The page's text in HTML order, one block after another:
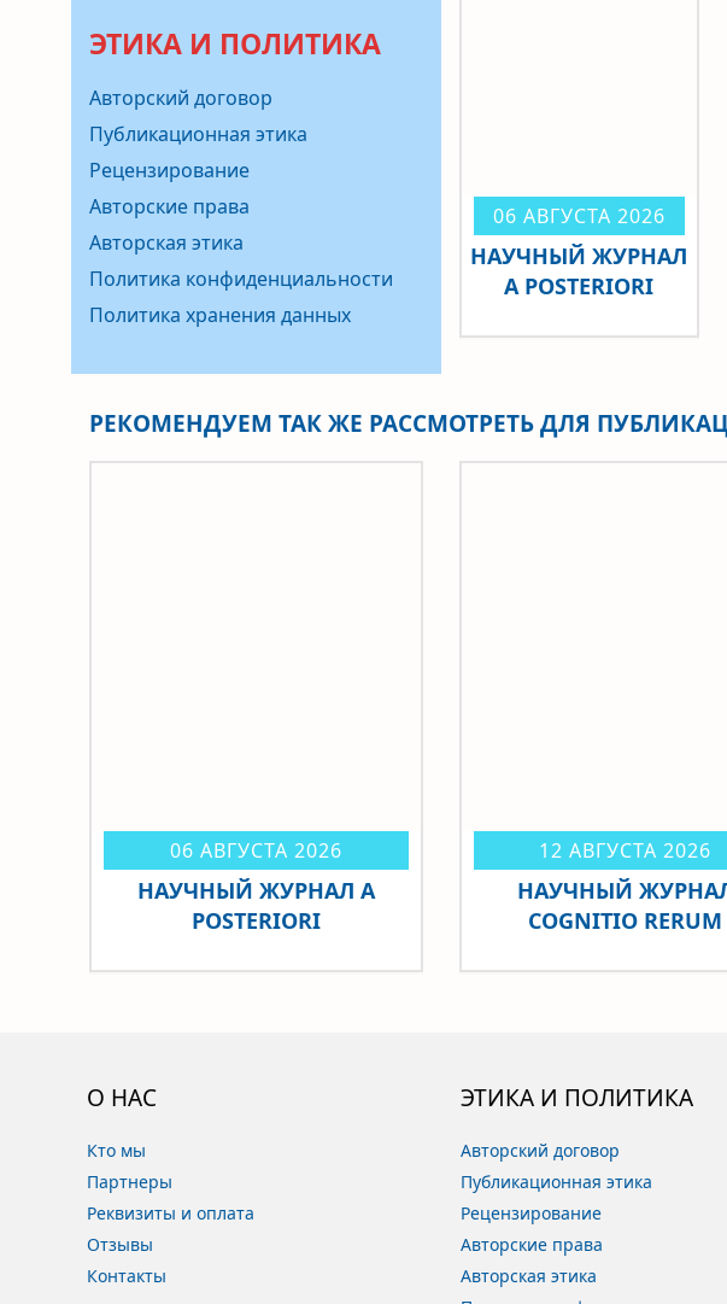
ЭТИКА И ПОЛИТИКА
Авторский договор
Публикационная этика
Рецензирование
Авторские права
Авторская этика
Политика конфиденциальности
Политика хранения данных
06 АВГУСТА 2026
НАУЧНЫЙ ЖУРНАЛ
A POSTERIORI
РЕКОМЕНДУЕМ ТАК ЖЕ РАССМОТРЕТЬ ДЛЯ
06 АВГУСТА 2026
НАУЧНЫЙ ЖУРНАЛ A
POSTERIORI
12 АВГУСТА 2026
НАУЧНЫЙ
COGNITIO RERUM
О НАС
Кто мы
Партнеры
Реквизиты и оплата
Отзывы
Контакты
ЭТИКА И ПОЛИТИКА
Авторский договор
Публикационная этика
Рецензирование
Авторские права
Авторская этика